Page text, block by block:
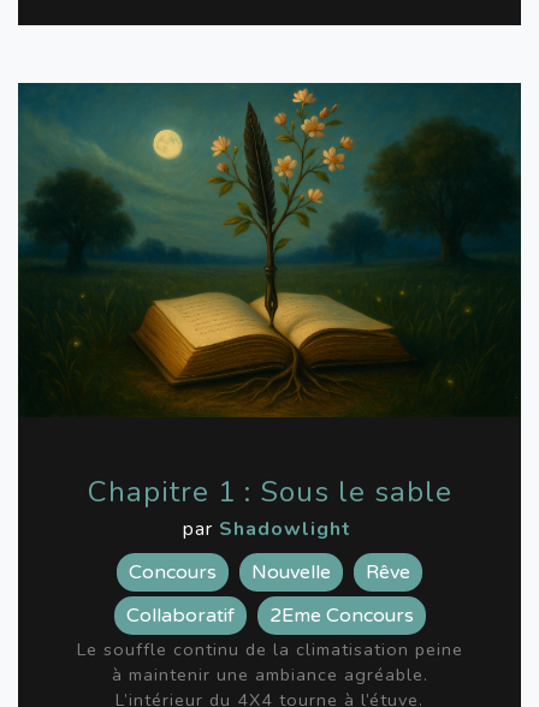
Chapitre 1 : Sous le sable
par Shadowlight
Concours Nouvelle
Rêve
Collaboratif
2Eme Concours
Le souffle continu de la climatisation peine
à maintenir une ambiance agréable.
L’intérieur du 4X4 tourne à l’étuve.